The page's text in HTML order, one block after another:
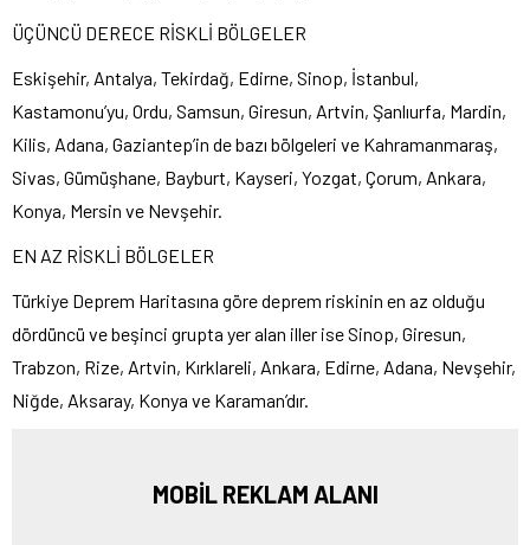
ÜÇÜNCÜ DERECE RİSKLİ BÖLGELER
Eskişehir, Antalya, Tekirdağ, Edirne, Sinop, İstanbul,
Kastamonu’yu, Ordu, Samsun, Giresun, Artvin, Şanlıurfa, Mardin,
Kilis, Adana, Gaziantep’in de bazı bölgeleri ve Kahramanmaraş,
Sivas, Gümüşhane, Bayburt, Kayseri, Yozgat, Çorum, Ankara,
Konya, Mersin ve Nevşehir.
EN AZ RİSKLİ BÖLGELER
Türkiye Deprem Haritasına göre deprem riskinin en az olduğu
dördüncü ve beşinci grupta yer alan iller ise Sinop, Giresun,
Trabzon, Rize, Artvin, Kırklareli, Ankara, Edirne, Adana, Nevşehir,
Niğde, Aksaray, Konya ve Karaman’dır.
MOBİL REKLAM ALANI